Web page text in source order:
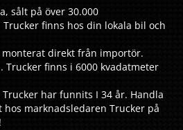
sålt på över 30.000
finns hos din lokala bil och
direkt från importör.
Trucker finns i 6000 kvadatmeter
har funnits I 34 år. Handla
marknadsledaren Trucker på